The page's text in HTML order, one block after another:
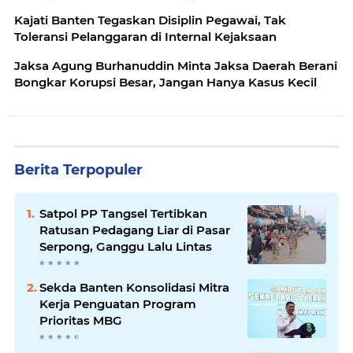
Kajati Banten Tegaskan Disiplin Pegawai, Tak
Toleransi Pelanggaran di Internal Kejaksaan
Jaksa Agung Burhanuddin Minta Jaksa Daerah Berani
Bongkar Korupsi Besar, Jangan Hanya Kasus Kecil
Berita Terpopuler
Satpol PP Tangsel Tertibkan
Ratusan Pedagang Liar di Pasar
Serpong, Ganggu Lalu Lintas
Sekda Banten Konsolidasi Mitra
Kerja Penguatan Program
Prioritas MBG